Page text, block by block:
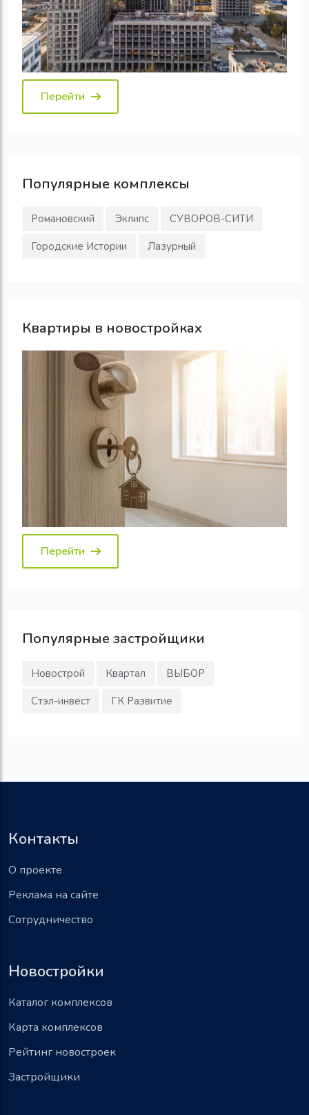
Перейти
Популярные комплексы
Романовский Эклипс
СУВОРОВ-СИТИ
Городские Истории
Лазурный
Квартиры в новостройках
Перейти
Популярные застройщики
Новострой Квартал
ВЫБОР
Стэл-инвест
ГК Развитие
Контакты
О проекте
Реклама на сайте
Сотрудничество
Новостройки
Каталог комплексов
Карта комплексов
Рейтинг новостроек
Застройщики